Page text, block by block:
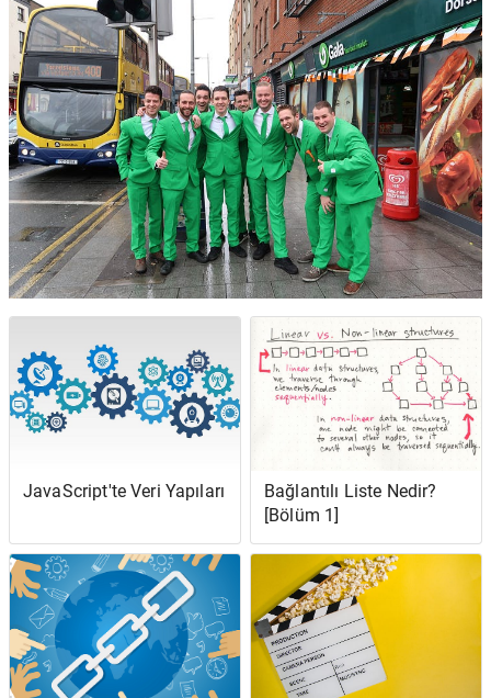
JavaScript'te Veri Yapıları
Bağlantılı Liste Nedir?
[Bölüm 1]